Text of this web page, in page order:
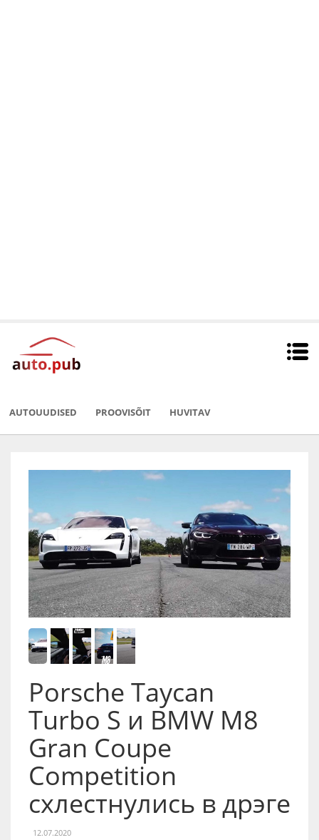
AUTOUUDISED PROOVISÕIT HUVITAV
Porsche Taycan
Turbo S и BMW M8
Gran Coupe
Competition
схлестнулись в дрэге
12.07.2020